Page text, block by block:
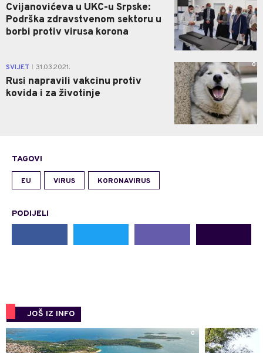
Cvijanovićeva u UKC-u Srpske:
Podrška zdravstvenom sektoru u
borbi protiv virusa korona
SVIJET 31.03.2021.
Rusi napravili vakcinu protiv
kovida i za životinje
0
TAGOVI
EU VIRUS KORONAVIRUS
PODIJELI
JOŠ IZ INFO
0